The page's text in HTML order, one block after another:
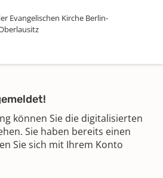
Evangelischen Kirche Berlin-
können Sie die digitalisierten
Sie haben bereits einen
Sie sich mit Ihrem Konto